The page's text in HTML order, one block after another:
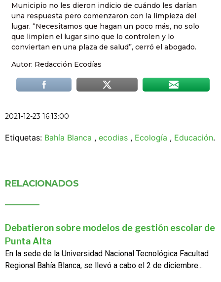
Municipio no les dieron indicio de cuándo les darían
una respuesta pero comenzaron con la limpieza del
lugar. “Necesitamos que hagan un poco más, no solo
que limpien el lugar sino que lo controlen y lo
conviertan en una plaza de salud”, cerró el abogado.
Autor: Redacción Ecodías
2021-12-23 16:13:00
Etiquetas: Bahía Blanca , ecodias , Ecología , Educación.
RELACIONADOS
Debatieron sobre modelos de gestión escolar de
Punta Alta
En la sede de la Universidad Nacional Tecnológica Facultad
Regional Bahía Blanca, se llevó a cabo el 2 de diciembre...